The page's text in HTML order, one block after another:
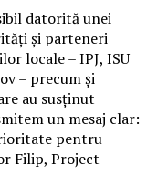
datorită unei
și parteneri
locale – IPJ, ISU
– precum și
au susținut
un mesaj clar:
pentru
Filip, Project